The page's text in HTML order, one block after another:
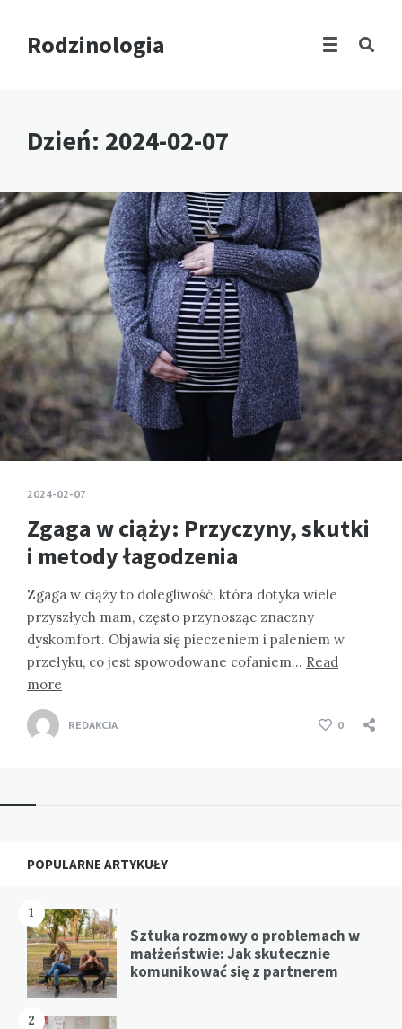
Rodzinologia
Dzień: 2024-02-07
2024-02-07
Zgaga w ciąży: Przyczyny, skutki
i metody łagodzenia
Zgaga w ciąży to dolegliwość, która dotyka wiele
przyszłych mam, często przynosząc znaczny
dyskomfort. Objawia się pieczeniem i paleniem w
przełyku, co jest spowodowane cofaniem… Read
more
REDAKCJA 0
Widgets
POPULARNE ARTYKUŁY
1
Sztuka rozmowy o problemach w
małżeństwie: Jak skutecznie
komunikować się z partnerem
2